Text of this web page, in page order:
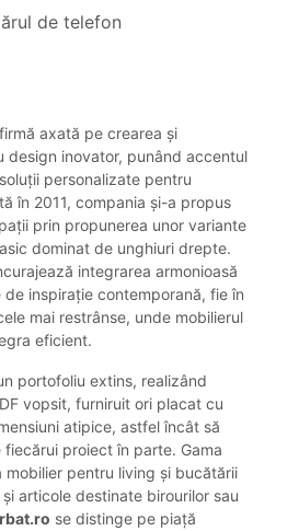
de telefon
axată pe crearea și
design inovator, punând accentul
personalizate pentru
în 2011, compania și-a propus
prin propunerea unor variante
dominat de unghiuri drepte.
integrarea armonioasă
de inspirație contemporană, fie în
mai restrânse, unde mobilierul
eficient.
portofoliu extins, realizând
vopsit, furniruit ori placat cu
atipice, astfel încât să
proiect în parte. Gama
mobilier pentru living și bucătării
articole destinate birourilor sau
se distinge pe piață